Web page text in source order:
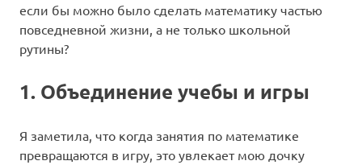
если бы можно было сделать математику частью
повседневной жизни, а не только школьной
рутины?
1. Объединение учебы и игры
Я заметила, что когда занятия по математике
превращаются в игру, это увлекает мою дочку